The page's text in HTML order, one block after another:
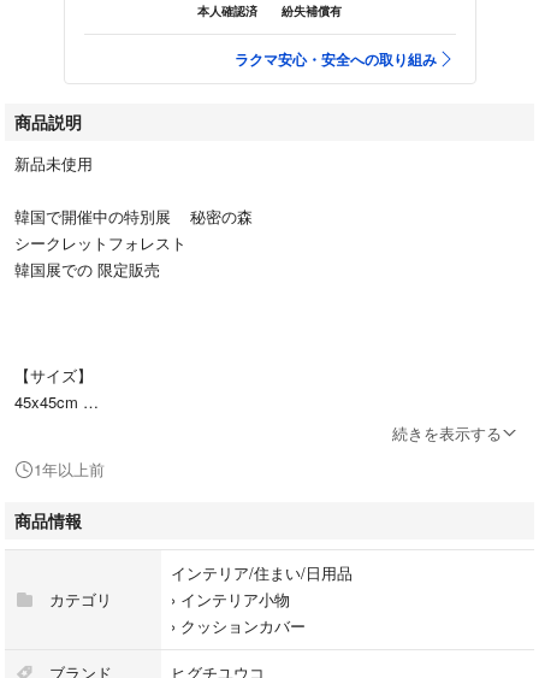
本人確認済 紛失補償有
ラクマ安心・安全への取り組み
商品説明
新品未使用
韓国で開催中の特別展 秘密の森
シークレットフォレスト
韓国展での 限定販売
【サイズ】
45x45cm
コットン100%
ヒグチユウコ 特別展
YUKO HIGUCHI
続きを表示する
1年以上前
商品情報
カテゴリ
インテリア/住まい/日用品
› インテリア小物
› クッションカバー
ブランド ヒグチユウコ